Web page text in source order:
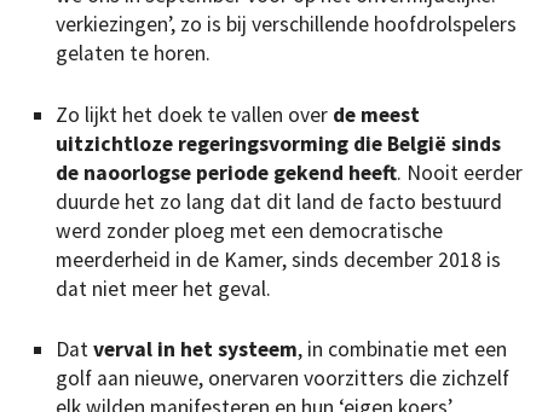
verkiezingen’, zo is bij verschillende hoofdrolspelers
gelaten te horen.
Zo lijkt het doek te vallen over de meest
uitzichtloze regeringsvorming die België sinds
de naoorlogse periode gekend heeft. Nooit eerder
duurde het zo lang dat dit land de facto bestuurd
werd zonder ploeg met een democratische
meerderheid in de Kamer, sinds december 2018 is
dat niet meer het geval.
Datverval in het systeem, in combinatie met een
golf aan nieuwe, onervaren voorzitters die zichzelf